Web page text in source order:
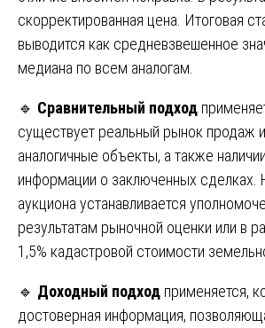
скорректированная цена. Итоговая
выводится как средневзвешенное
медиана по всем аналогам.
🔹 Сравнительный подход
существует реальный рынок продаж
аналогичные объекты, а также
информации о заключенных сделках.
аукциона устанавливается
результатам рыночной оценки или в
1,5% кадастровой стоимости
🔹 Доходный подход применяется,
достоверная информация,